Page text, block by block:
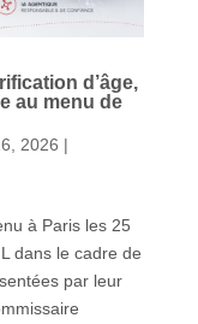
d’âge,
au menu de
2026 |
à Paris les 25
dans le cadre de
par leur